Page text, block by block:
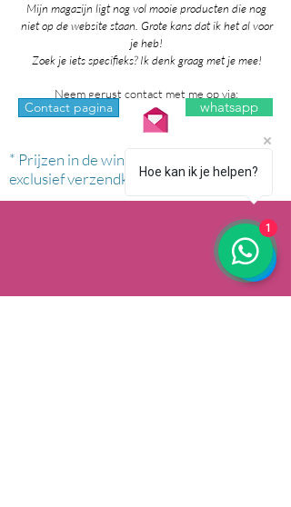
Mijn magazijn ligt nog vol mooie producten die nog
niet op de website staan. Grote kans dat ik het al voor
je heb!
Zoek je iets specifieks? Ik denk graag met je mee!
Neem gerust contact met me op via:
Contact pagina whatsapp
* Prijzen in de winkel zijn inclusief btw en
exclusief verzendkosten.Hoe kan ik je helpen?
1